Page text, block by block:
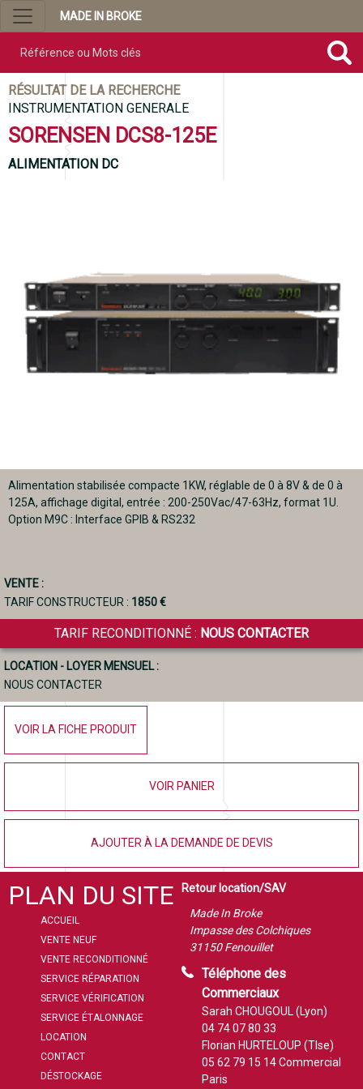
MADE IN BROKE
RÉSULTAT DE LA RECHERCHE
INSTRUMENTATION GENERALE
SORENSEN DCS8-125E
ALIMENTATION DC
Alimentation stabilisée compacte 1KW, réglable de 0 à 8V & de 0 à
125A, affichage digital, entrée : 200-250Vac/47-63Hz, format 1U.
Option M9C : Interface GPIB & RS232
VENTE :
TARIF CONSTRUCTEUR : 1850 €
TARIF RECONDITIONNÉ : NOUS CONTACTER
LOCATION - LOYER MENSUEL :
NOUS CONTACTER
VOIR LA FICHE PRODUIT
VOIR PANIER
AJOUTER À LA DEMANDE DE DEVIS
PLAN DU SITE
ACCUEIL
VENTE NEUF
VENTE RECONDITIONNÉ
SERVICE RÉPARATION
SERVICE VÉRIFICATION
SERVICE ÉTALONNAGE
LOCATION
CONTACT
DÉSTOCKAGE
Retour location/SAV
Made In Broke
Impasse des Colchiques
31150 Fenouillet
Téléphone des
Commerciaux
Sarah CHOUGOUL (Lyon)
04 74 07 80 33
Florian HURTELOUP (Tlse)
05 62 79 15 14Commercial
Paris